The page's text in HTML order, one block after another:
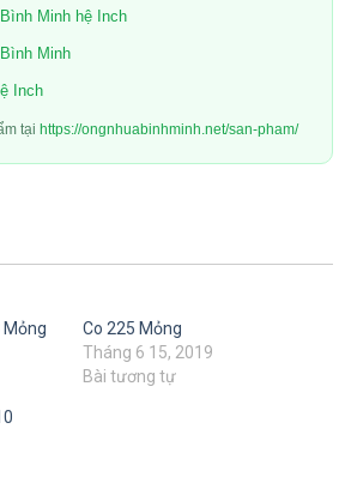
Minh hệ Inch
Minh
Inch
tại https://ongnhuabinhminh.net/san-pham/
Mỏng
Co 225 Mỏng
Tháng 6 15, 2019
Bài tương tự